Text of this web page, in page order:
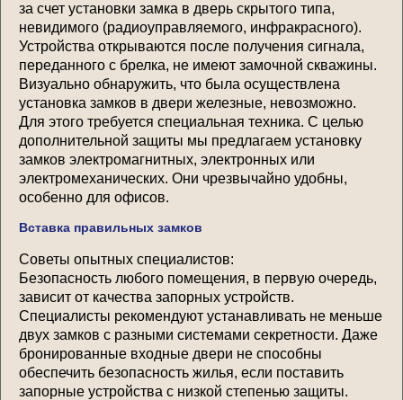
за счет установки замка в дверь скрытого типа,
невидимого (радиоуправляемого, инфракрасного).
Устройства открываются после получения сигнала,
переданного с брелка, не имеют замочной скважины.
Визуально обнаружить, что была осуществлена
установка замков в двери железные, невозможно.
Для этого требуется специальная техника. С целью
дополнительной защиты мы предлагаем установку
замков электромагнитных, электронных или
электромеханических. Они чрезвычайно удобны,
особенно для офисов.
Вставка правильных замков
Советы опытных специалистов:
Безопасность любого помещения, в первую очередь,
зависит от качества запорных устройств.
Специалисты рекомендуют устанавливать не меньше
двух замков с разными системами секретности. Даже
бронированные входные двери не способны
обеспечить безопасность жилья, если поставить
запорные устройства с низкой степенью защиты.